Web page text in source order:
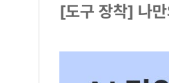
[도구 장착] 나